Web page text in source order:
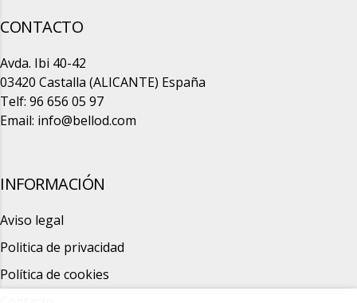
CONTACTO
Avda. Ibi 40-42
03420 Castalla (ALICANTE) España
Telf: 96 656 05 97
Email: info@bellod.com
INFORMACIÓN
Aviso legal
Politica de privacidad
Política de cookies